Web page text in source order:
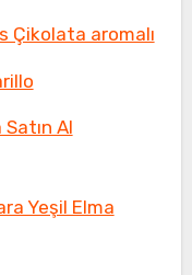
Çikolata aromalı
Al
Yeşil Elma